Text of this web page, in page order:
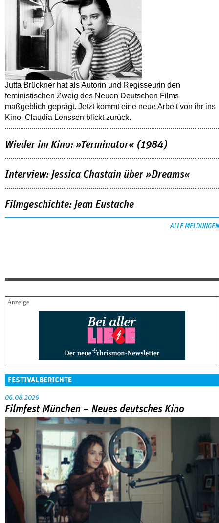
Jutta Brückner hat als Autorin und Regisseurin den
feministischen Zweig des Neuen Deutschen Films
maßgeblich geprägt. Jetzt kommt eine neue Arbeit von ihr ins
Kino. Claudia Lenssen blickt zurück.
Wieder im Kino: »Terminator« (1984)
Interview: Jessica Chastain über »Dreams«
Filmgeschichte: Jean Eustache
ALLE MELDUNGEN
FESTIVALBERICHTE
06.08.2026
Filmfest München – Neues deutsches Kino